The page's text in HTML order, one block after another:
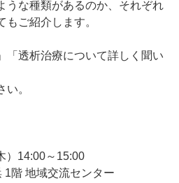
うな種類があるのか、それぞれ
ご紹介します。
「透析治療について詳しく聞い
。
）14:00～15:00
1階 地域交流センター